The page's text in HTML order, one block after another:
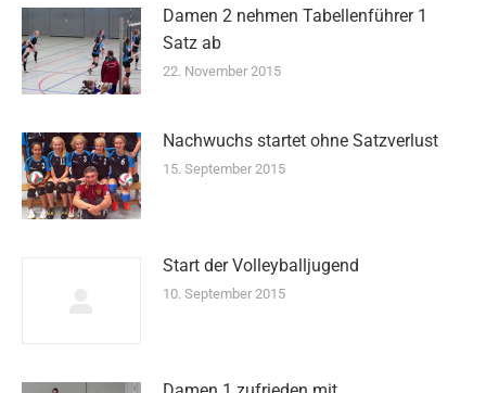
Damen 2 nehmen Tabellenführer 1
Satz ab
22. November 2015
Nachwuchs startet ohne Satzverlust
15. September 2015
Start der Volleyballjugend
10. September 2015